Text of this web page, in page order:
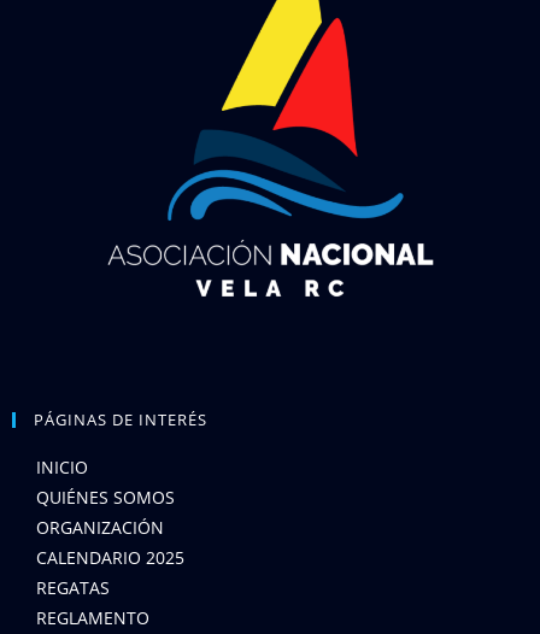
PÁGINAS DE INTERÉS
INICIO
QUIÉNES SOMOS
ORGANIZACIÓN
CALENDARIO 2025
REGATAS
REGLAMENTO